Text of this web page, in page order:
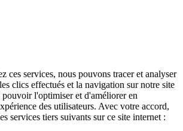
ces services, nous pouvons tracer et analyser
clics effectués et la navigation sur notre site
l'optimiser et d'améliorer en
des utilisateurs. Avec votre accord,
services tiers suivants sur ce site internet :